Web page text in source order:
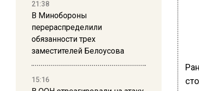
21:38
В Минобороны
перераспределили
обязанности трех
заместителей Белоусова
15:16